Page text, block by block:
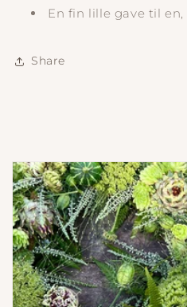
En fin lille gave til
Share